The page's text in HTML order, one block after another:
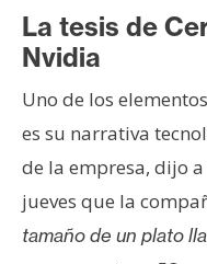
La tesis de
Nvidia
Uno de los
es su narrativa
de la empresa, dijo
jueves que la
tamaño de un plato